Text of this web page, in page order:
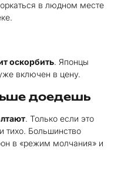
в людном месте
оскорбить. Японцы
включен в цену.
доедешь
. Только если это
тихо. Большинство
в «режим молчания» и